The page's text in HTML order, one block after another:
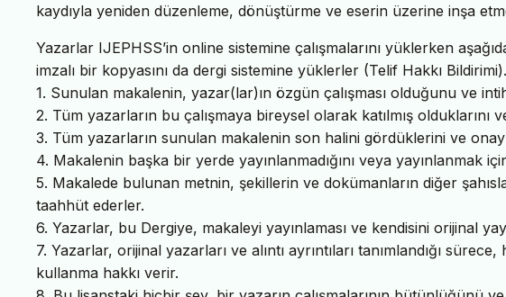
kaydıyla yeniden düzenleme, dönüştürme ve eserin üzerine inşa
Yazarlar IJEPHSS’in online sistemine çalışmalarını yüklerken
imzalı bir kopyasını da dergi sistemine yüklerler (Telif Hakkı Bildirimi).
1. Sunulan makalenin, yazar(lar)ın özgün çalışması olduğunu ve
2. Tüm yazarların bu çalışmaya bireysel olarak katılmış olduklarını
3. Tüm yazarların sunulan makalenin son halini gördüklerini ve
4. Makalenin başka bir yerde yayınlanmadığını veya yayınlanmak
5. Makalede bulunan metnin, şekillerin ve dokümanların diğer
taahhüt ederler.
6. Yazarlar, bu Dergiye, makaleyi yayınlaması ve kendisini orijinal
7. Yazarlar, orijinal yazarları ve alıntı ayrıntıları tanımlandığı
kullanma hakkı verir.